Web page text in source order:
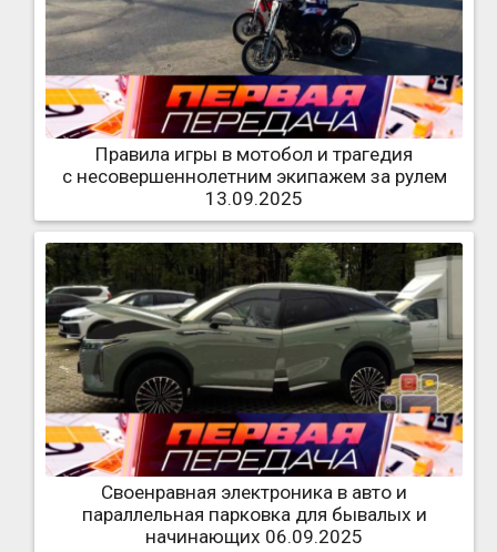
Правила игры в мотобол и трагедия
с несовершеннолетним экипажем за рулем
13.09.2025
Своенравная электроника в авто и
параллельная парковка для бывалых и
начинающих 06.09.2025